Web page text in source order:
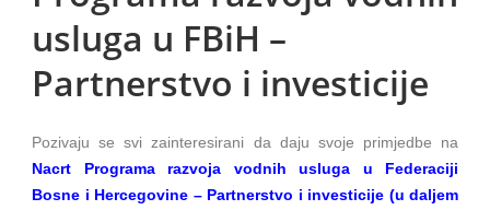
usluga u FBiH –
Partnerstvo i investicije
Pozivaju se svi zainteresirani da daju svoje primjedbe na
Nacrt Programa razvoja vodnih usluga u Federaciji
Bosne i Hercegovine – Partnerstvo i investicije (u daljem